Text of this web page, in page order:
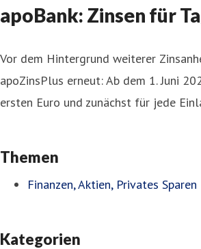
apoBank: Zinsen für
Vor dem Hintergrund weiterer
apoZinsPlus erneut: Ab dem 1. Juni
ersten Euro und zunächst für jede
Themen
Finanzen, Aktien, Privates Sparen
Kategorien